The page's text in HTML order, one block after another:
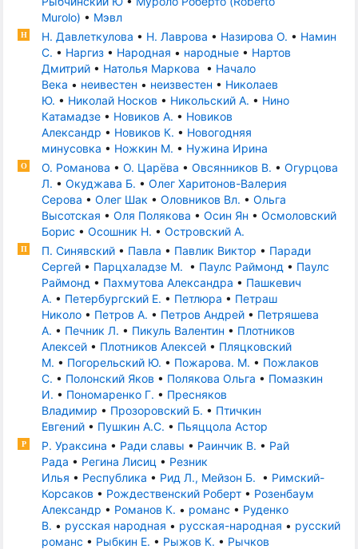
Murolo) • Мэвл
Н Н. Давлеткулова • Н. Лаврова • Назирова О. • Намин
С. • Наргиз • Народная • народные • Нартов
Дмитрий • Натолья Маркова • Начало
Века • неивестен • неизвестен • Николаев
Ю. • Николай Носков • Никольский А. • Нино
Катамадзе • Новиков А. • Новиков
Александр • Новиков К. • Новогодняя
минусовка • Ножкин М. • Нужина Ирина
О О. Романова • О. Царёва • Овсянников В. • Огурцова
Л. • Окуджава Б. • Олег Харитонов-Валерия
Серова • Олег Шак • Оловников Вл. • Ольга
Высотская • Оля Полякова • Осин Ян • Осмоловский
Борис • Осошник Н. • Островский А.
П П. Синявский • Павла • Павлик Виктор • Паради
Сергей • Парцхаладзе М. • Паулс Раймонд • Паулс
Раймонд • Пахмутова Александра • Пашкевич
А. • Петербургский Е. • Петлюра • Петраш
Николо • Петров А. • Петров Андрей • Петряшева
А. • Печник Л. • Пикуль Валентин • Плотников
Алексей • Плотников Алексей • Пляцковский
М. • Погорельский Ю. • Пожарова. М. • Пожлаков
С. • Полонский Яков • Полякова Ольга • Помазкин
И. • Пономаренко Г. • Пресняков
Владимир • Прозоровский Б. • Птичкин
Евгений • Пушкин А.С. • Пьяццола Астор
Р Р. Ураксина • Ради славы • Раинчик В. • Рай
Рада • Регина Лисиц • Резник
Илья • Республика • Рид Л., Мейзон Б. • Римский-
Корсаков • Рождественский Роберт • Розенбаум
Александр • Романов К. • романс • Руденко
В. • русская народная • русская-народная • русский
романс • Рыбкин Е. • Рыжов К. • Рычков